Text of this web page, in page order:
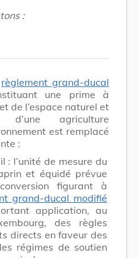
:
règlement grand-ducal
une prime à
de l’espace naturel et
d’une agriculture
est remplacé
:
: l’unité de mesure du
et équidé prévue
figurant à
grand-ducal modifié
application, au
des règles
directs en faveur des
régimes de soutien